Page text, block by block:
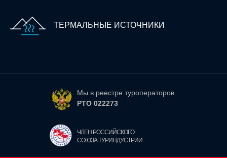
ТЕРМАЛЬНЫЕ ИСТОЧНИКИ
Мы в реестре туроператоров
РТО 022273
ЧЛЕН РОССИЙСКОГО
СОЮЗА ТУРИНДУСТРИИ